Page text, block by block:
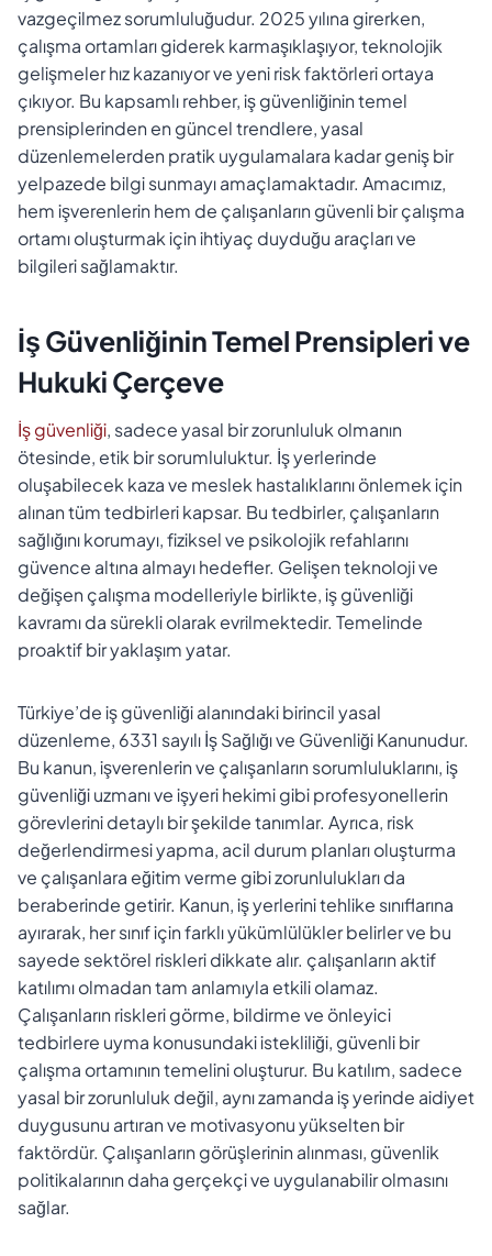
vazgeçilmez sorumluluğudur. 2025 yılına girerken,
çalışma ortamları giderek karmaşıklaşıyor, teknolojik
gelişmeler hız kazanıyor ve yeni risk faktörleri ortaya
çıkıyor. Bu kapsamlı rehber, iş güvenliğinin temel
prensiplerinden en güncel trendlere, yasal
düzenlemelerden pratik uygulamalara kadar geniş bir
yelpazede bilgi sunmayı amaçlamaktadır. Amacımız,
hem işverenlerin hem de çalışanların güvenli bir çalışma
ortamı oluşturmak için ihtiyaç duyduğu araçları ve
bilgileri sağlamaktır.
İş Güvenliğinin Temel Prensipleri ve
Hukuki Çerçeve
İş güvenliği, sadece yasal bir zorunluluk olmanın
ötesinde, etik bir sorumluluktur. İş yerlerinde
oluşabilecek kaza ve meslek hastalıklarını önlemek için
alınan tüm tedbirleri kapsar. Bu tedbirler, çalışanların
sağlığını korumayı, fiziksel ve psikolojik refahlarını
güvence altına almayı hedefler. Gelişen teknoloji ve
değişen çalışma modelleriyle birlikte, iş güvenliği
kavramı da sürekli olarak evrilmektedir. Temelinde
proaktif bir yaklaşım yatar.
Türkiye’de iş güvenliği alanındaki birincil yasal
düzenleme, 6331 sayılı İş Sağlığı ve Güvenliği Kanunudur.
Bu kanun, işverenlerin ve çalışanların sorumluluklarını, iş
güvenliği uzmanı ve işyeri hekimi gibi profesyonellerin
görevlerini detaylı bir şekilde tanımlar. Ayrıca, risk
değerlendirmesi yapma, acil durum planları oluşturma
ve çalışanlara eğitim verme gibi zorunlulukları da
beraberinde getirir. Kanun, iş yerlerini tehlike sınıflarına
ayırarak, her sınıf için farklı yükümlülükler belirler ve bu
sayede sektörel riskleri dikkate alır. çalışanların aktif
katılımı olmadan tam anlamıyla etkili olamaz.
Çalışanların riskleri görme, bildirme ve önleyici
tedbirlere uyma konusundaki istekliliği, güvenli bir
çalışma ortamının temelini oluşturur. Bu katılım, sadece
yasal bir zorunluluk değil, aynı zamanda iş yerinde aidiyet
duygusunu artıran ve motivasyonu yükselten bir
faktördür. Çalışanların görüşlerinin alınması, güvenlik
politikalarının daha gerçekçi ve uygulanabilir olmasını
sağlar.